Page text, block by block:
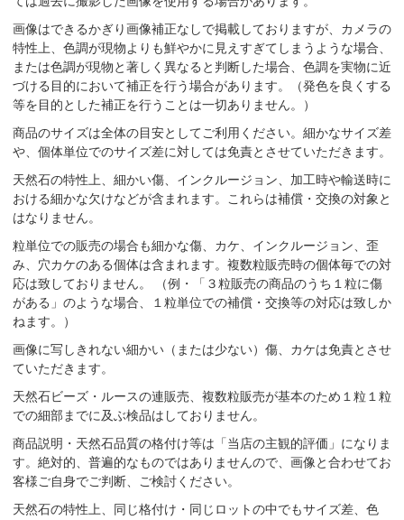
画像はできるかぎり画像補正なしで掲載しておりますが、カメラの
特性上、色調が現物よりも鮮やかに見えすぎてしまうような場合、
または色調が現物と著しく異なると判断した場合、色調を実物に近
づける目的において補正を行う場合があります。（発色を良くする
等を目的とした補正を行うことは一切ありません。）
商品のサイズは全体の目安としてご利用ください。細かなサイズ差
や、個体単位でのサイズ差に対しては免責とさせていただきます。
天然石の特性上、細かい傷、インクルージョン、加工時や輸送時に
おける細かな欠けなどが含まれます。これらは補償・交換の対象と
はなりません。
粒単位での販売の場合も細かな傷、カケ、インクルージョン、歪
み、穴カケのある個体は含まれます。複数粒販売時の個体毎での対
応は致しておりません。 （例・「３粒販売の商品のうち１粒に傷
がある」のような場合、１粒単位での補償・交換等の対応は致しか
ねます。）
画像に写しきれない細かい（または少ない）傷、カケは免責とさせ
ていただきます。
天然石ビーズ・ルースの連販売、複数粒販売が基本のため１粒１粒
での細部までに及ぶ検品はしておりません。
商品説明・天然石品質の格付け等は「当店の主観的評価」になりま
す。絶対的、普遍的なものではありませんので、画像と合わせてお
客様ご自身でご判断、ご検討ください。
天然石の特性上、同じ格付け・同じロットの中でもサイズ差、色